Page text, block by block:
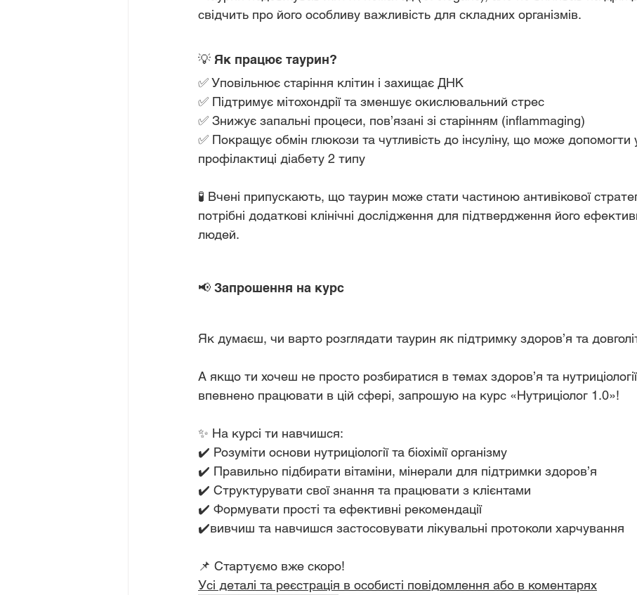
свідчить про його особливу важливість для складних організмів.
💡 Як працює таурин?
✅ Уповільнює старіння клітин і захищає ДНК
✅ Підтримує мітохондрії та зменшує окислювальний стрес
✅ Знижує запальні процеси, пов’язані зі старінням (inflammaging)
✅ Покращує обмін глюкози та чутливість до інсуліну, що може допомогти
профілактиці діабету 2 типу
🧪 Вчені припускають, що таурин може стати частиною антивікової
потрібні додаткові клінічні дослідження для підтвердження його
людей.
📢 Запрошення на курс
Як думаєш, чи варто розглядати таурин як підтримку здоров’я та
А якщо ти хочеш не просто розбиратися в темах здоров’я та
впевнено працювати в цій сфері, запрошую на курс «Нутриціолог 1.0»!
✨ На курсі ти навчишся:
✔️ Розуміти основи нутриціології та біохімії організму
✔️ Правильно підбирати вітаміни, мінерали для підтримки здоров’я
✔️ Структурувати свої знання та працювати з клієнтами
✔️ Формувати прості та ефективні рекомендації
✔️вивчиш та навчишся застосовувати лікувальні протоколи харчування
📌 Стартуємо вже скоро!
Усі деталі та реєстрація в особисті повідомлення або в коментарях